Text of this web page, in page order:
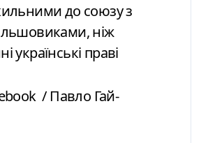
до союзу з
ніж
українські праві
/ Павло Гай-